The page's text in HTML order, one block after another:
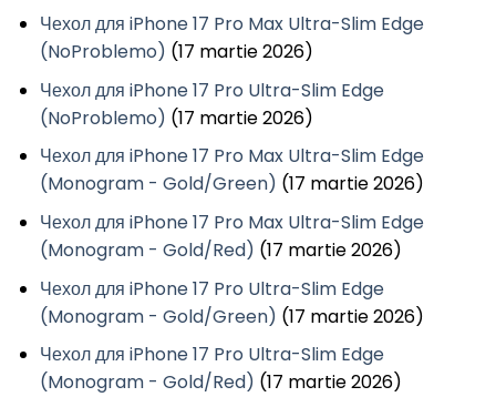
Чехол для iPhone 17 Pro Max Ultra-Slim Edge
(NoProblemo) (17 martie 2026)
Чехол для iPhone 17 Pro Ultra-Slim Edge
(NoProblemo) (17 martie 2026)
Чехол для iPhone 17 Pro Max Ultra-Slim Edge
(Monogram - Gold/Green) (17 martie 2026)
Чехол для iPhone 17 Pro Max Ultra-Slim Edge
(Monogram - Gold/Red) (17 martie 2026)
Чехол для iPhone 17 Pro Ultra-Slim Edge
(Monogram - Gold/Green) (17 martie 2026)
Чехол для iPhone 17 Pro Ultra-Slim Edge
(Monogram - Gold/Red) (17 martie 2026)